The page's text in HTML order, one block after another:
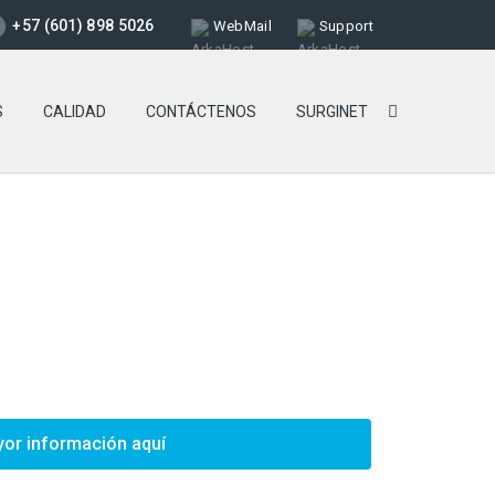
+57 (601) 898 5026 WebMail Support
CALIDAD CONTÁCTENOS SURGINET
información aquí